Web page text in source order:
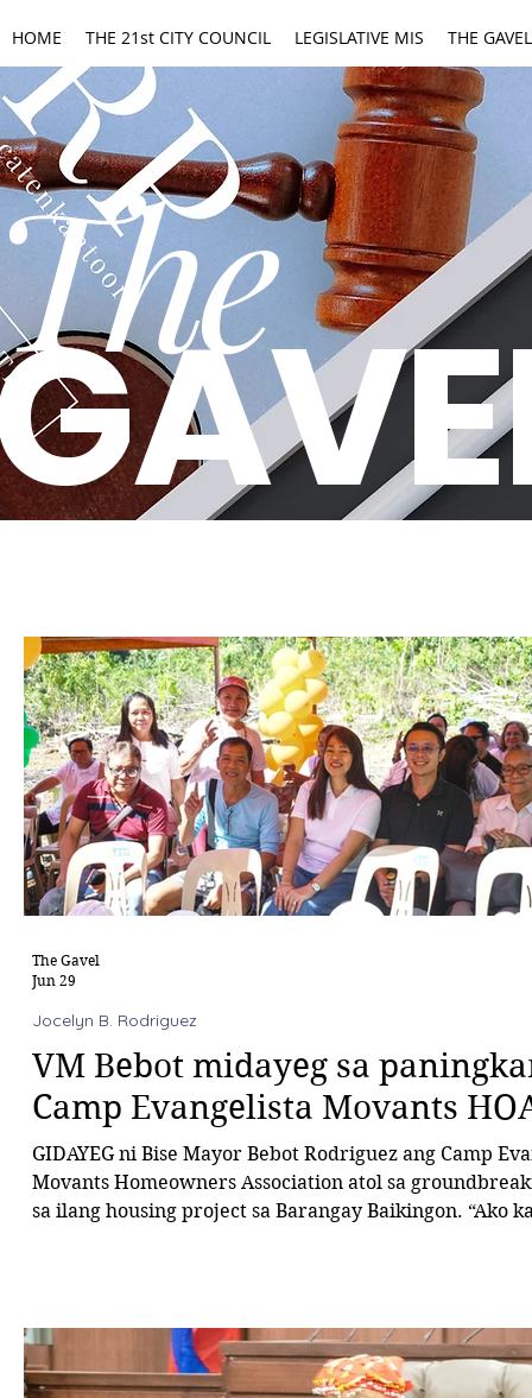
HOME THE 21st CITY COUNCIL LEGISLATIVE MIS THE GAVEL
VM Bebot midayeg sa
Camp Evangelista Movants
GIDAYEG ni Bise Mayor Bebot Rodriguez ang Camp
Movants Homeowners Association atol sa
sa ilang housing project sa Barangay Baikingon. “Ako
miyembro sa asosasyon mao ang mga pamilya nga
demolisyon sulod sa Camp Evangelista s
Jocelyn B. Rodriguez
The Gavel
Jun 29